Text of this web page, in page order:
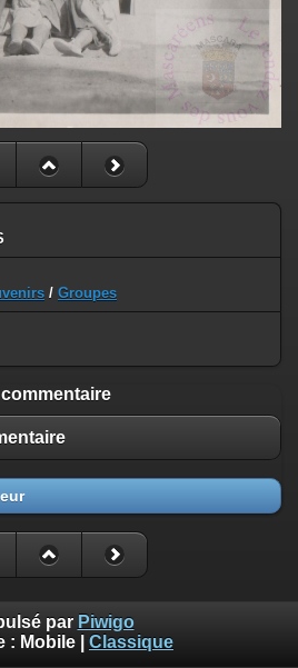
/ Groupes
par Piwigo
: Mobile Classique